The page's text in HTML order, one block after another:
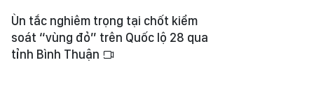
Ùn tắc nghiêm trọng tại chốt kiểm
soát “vùng đỏ” trên Quốc lộ 28 qua
tỉnh Bình Thuận